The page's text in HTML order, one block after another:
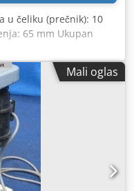
u čeliku (prečnik): 10
65 mm Ukupan
aparata oko.: 0,05 t
kolone: 80 mm
stola: 300 x 250
visine: 0 - 280
robusna bušilica
stopalu, bušilicom čak i
Mahiniranje radnih
), kao i dubina
za bušenje od
godinama.
Mali oglas